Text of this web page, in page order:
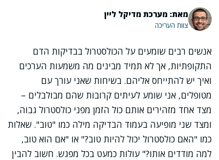
מאת: מערכת מדיקל ליין
צוות העריכה
אנשים רבים שומעים על הכולסטרול בבדיקות הדם
התקופתיות, אך לא תמיד מבינים מה משמעות הערכים
ואיך יש להתייחס אליהם. בשיחות שאני עורך עם
מטופלים, אני שומע לעיתים קרובות שהם מבולבלים –
מצד אחד מזהירים אותם כול הזמן מפני כולסטרול גבוה,
ומצד שני מופיעה בעמוד הבדיקה מילה כמו "טוב". שאלות
כמו "האם כולסטרול יכול להיות טוב?" או "אם הוא טוב,
למה מודדים אותו?" עולות כמעט בכל מפגש. חשוב להבין